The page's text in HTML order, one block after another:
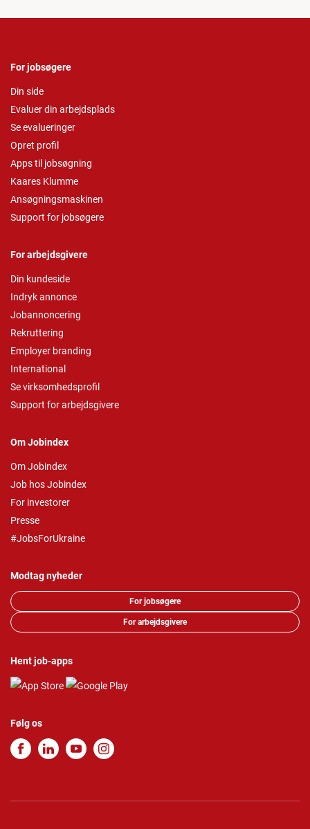
For jobsøgere
Din side
Evaluer din arbejdsplads
Se evalueringer
Opret profil
Apps til jobsøgning
Kaares Klumme
Ansøgningsmaskinen
Support for jobsøgere
For arbejdsgivere
Din kundeside
Indryk annonce
Jobannoncering
Rekruttering
Employer branding
International
Se virksomhedsprofil
Support for arbejdsgivere
Om Jobindex
Om Jobindex
Job hos Jobindex
For investorer
Presse
#JobsForUkraine
Modtag nyheder
For jobsøgere
For arbejdsgivere
Hent job-apps
Følg os